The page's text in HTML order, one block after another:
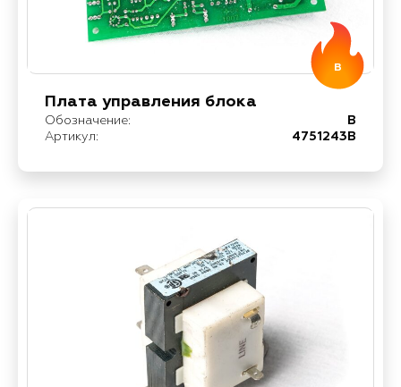
B
Плата управления блока
Обозначение:
B
Артикул:
4751243B